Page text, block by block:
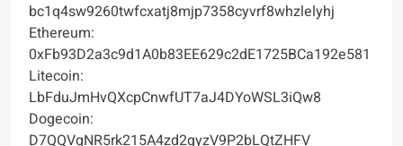
bc1q4sw9260twfcxatj8mjp7358cyvrf8whzlelyhj
Ethereum:
0xFb93D2a3c9d1A0b83EE629c2dE1725BCa192e581
Litecoin:
LbFduJmHvQXcpCnwfUT7aJ4DYoWSL3iQw8
Dogecoin:
D7QQVqNR5rk215A4zd2gyzV9P2bLQtZHFV